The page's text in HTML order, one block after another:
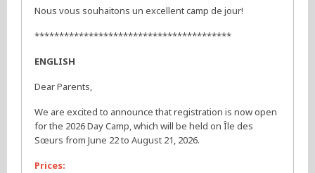
Nous vous souhaitons un excellent camp de jour!
****************************************
ENGLISH
Dear Parents,
We are excited to announce that registration is now open
for the 2026 Day Camp, which will be held on Île des
Sœurs from June 22 to August 21, 2026.
Prices: